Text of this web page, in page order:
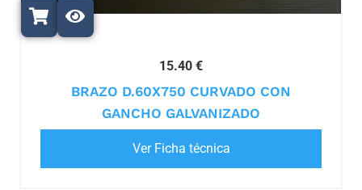
15.40 €
BRAZO D.60X750 CURVADO CON
GANCHO GALVANIZADO
Ver Ficha técnica